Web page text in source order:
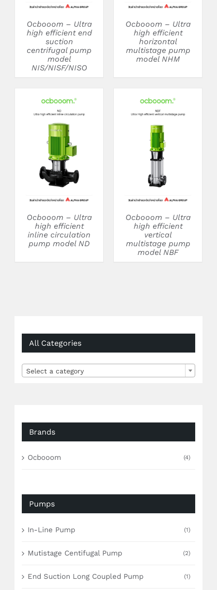
Ocbooom – Ultra
high efficient end
suction
centrifugal pump
model
NIS/NISF/NISO
Ocbooom – Ultra
high efficient
horizontal
multistage pump
model NHM
DETAILS
Ocbooom – Ultra
high efficient
inline circulation
pump model ND
DETAILS
Ocbooom – Ultra
high efficient
vertical
multistage pump
model NBF
All Categories
Select a category
Brands
Ocbooom (4)
Pumps
In-Line Pump (1)
Mutistage Centifugal Pump (2)
End Suction Long Coupled Pump (1)